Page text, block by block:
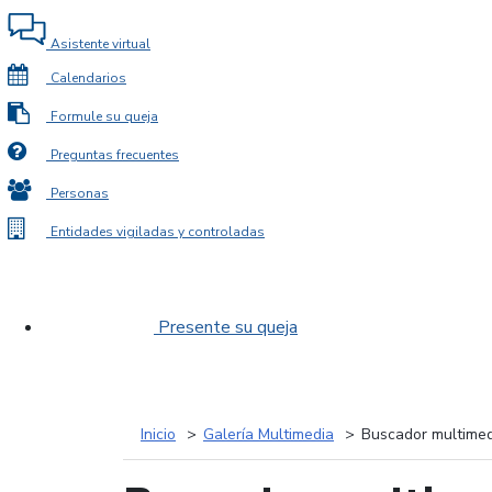
Asistente virtual
Calendarios
Formule su queja
Preguntas frecuentes
Personas
Entidades vigiladas y controladas
Presente su queja
Inicio Galería Multimedia Buscador